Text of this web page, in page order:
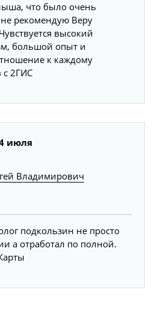
что было очень
рекомендую Веру
высокий
большой опыт и
к каждому
с 2ГИС
июля
Владимирович
подкользин не просто
а отработал по полной.